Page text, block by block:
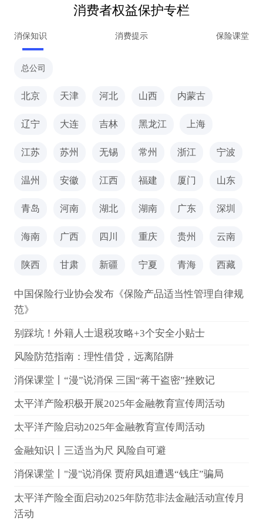
消费者权益保护专栏
消保知识 消费提示 保险课堂
总公司
北京 天津 河北 山西 内蒙古
辽宁 大连 吉林 黑龙江 上海
江苏 苏州 无锡 常州 浙江 宁波
温州 安徽 江西 福建 厦门 山东
青岛 河南 湖北 湖南 广东 深圳
海南 广西 四川 重庆 贵州 云南
陕西 甘肃 新疆 宁夏 青海 西藏
中国保险行业协会发布《保险产品适当性管理自律规
范》
别踩坑！外籍人士退税攻略+3个安全小贴士
风险防范指南：理性借贷，远离陷阱
消保课堂丨“漫”说消保 三国“蒋干盗密”挫败记
太平洋产险积极开展2025年金融教育宣传周活动
太平洋产险启动2025年金融教育宣传周活动
金融知识丨三适当为尺 风险自可避
消保课堂丨"漫"说消保 贾府凤姐遭遇“钱庄”骗局
太平洋产险全面启动2025年防范非法金融活动宣传月
活动